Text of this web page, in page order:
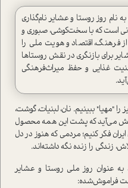
نام روز روستا و عشایر نام‌گذاری
است که با سخت‌کوشی، صبوری و
فرهنگ، اقتصاد و هویت ملی را
برای بازنگری در نقش روستاها
غذایی و حفظ میراث‌فرهنگی
"مهیا" ببینیم. نان، لبنیات، گوشت،
پیش می‌آید که پشت این همه محصول
فکر کنیم؛ مردمی که هنوز در دل
زندگی را زنده نگه داشته‌اند.
به عنوان روز ملی روستا و عشایر
فراموش‌شده: